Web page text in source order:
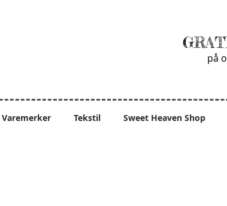
på
Varemerker Tekstil Sweet Heaven Shop